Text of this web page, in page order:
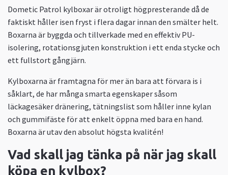
Dometic Patrol kylboxar är otroligt högpresterande då de
faktiskt håller isen fryst i flera dagar innan den smälter helt.
Boxarna är byggda och tillverkade med en effektiv PU-
isolering, rotationsgjuten konstruktion i ett enda stycke och
ett fullstort gångjärn.
Kylboxarna är framtagna för mer än bara att förvara is i
såklart, de har många smarta egenskaper såsom
läckagesäker dränering, tätningslist som håller inne kylan
och gummifäste för att enkelt öppna med bara en hand.
Boxarna är utav den absolut högsta kvalitén!
Vad skall jag tänka på när jag skall
köpa en kylbox?